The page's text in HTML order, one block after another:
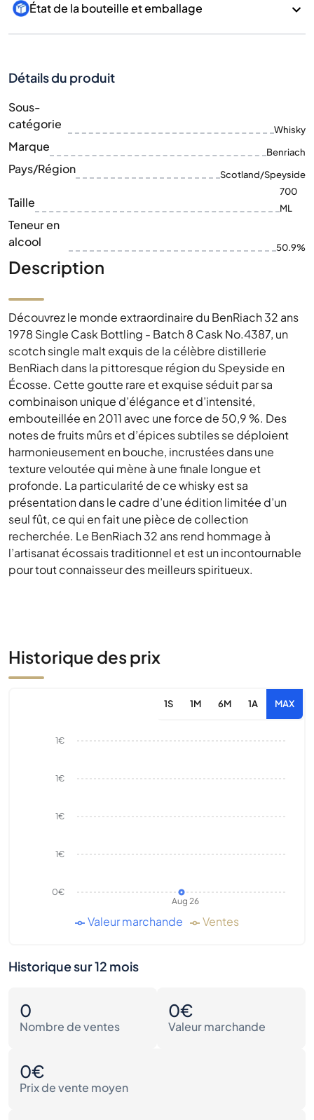
État de la bouteille et emballage
Détails du produit
Sous-
catégorie
Whisky
Marque Benriach
Pays/Région Scotland/Speyside
Taille
700
ML
Teneur en
alcool
50.9%
Description
Découvrez le monde extraordinaire du BenRiach 32 ans
1978 Single Cask Bottling - Batch 8 Cask No.4387, un
scotch single malt exquis de la célèbre distillerie
BenRiach dans la pittoresque région du Speyside en
Écosse. Cette goutte rare et exquise séduit par sa
combinaison unique d’élégance et d’intensité,
embouteillée en 2011 avec une force de 50,9 %. Des
notes de fruits mûrs et d’épices subtiles se déploient
harmonieusement en bouche, incrustées dans une
texture veloutée qui mène à une finale longue et
profonde. La particularité de ce whisky est sa
présentation dans le cadre d’une édition limitée d’un
seul fût, ce qui en fait une pièce de collection
recherchée. Le BenRiach 32 ans rend hommage à
l’artisanat écossais traditionnel et est un incontournable
pour tout connaisseur des meilleurs spiritueux.
Historique des prix
1S 1M 6M 1A MAX
Aug 26
0€
1€
1€
1€
1€
Valeur marchande Ventes
Historique sur 12 mois
0
Nombre de ventes
0€
Valeur marchande
0€
Prix de vente moyen